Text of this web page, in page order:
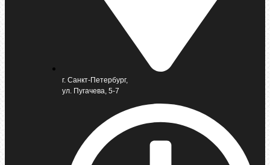
г. Санкт-Петербург,
ул. Пугачева, 5-7